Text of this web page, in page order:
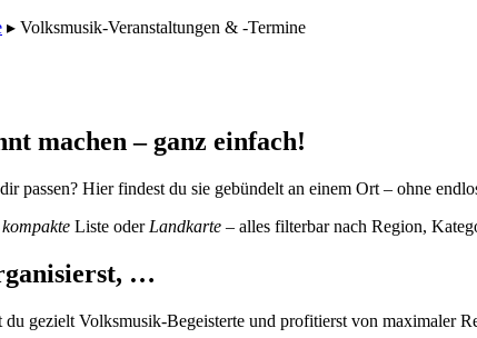
▸ Volksmusik-Veranstaltungen & -Termine
machen – ganz einfach!
Hier findest du sie gebündelt an einem Ort – ohne
kompakte Liste oder Landkarte – alles filterbar nach Region,
…
gezielt Volksmusik-Begeisterte und profitierst von maximaler